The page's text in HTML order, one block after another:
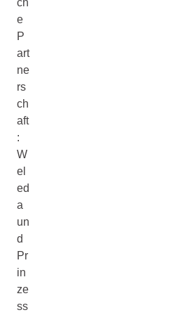
e
P
art
ne
rs
ch
aft
:
W
el
ed
a
un
d
Pr
in
ze
ss